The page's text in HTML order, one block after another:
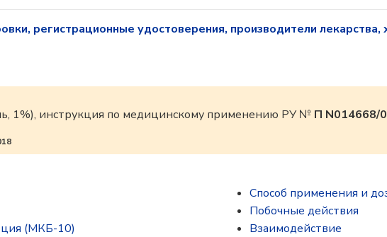
регистрационные удостоверения, производители лекарства,
1%), инструкция по медицинскому применению РУ № П N014668/
(МКБ-10)
Способ применения и
Побочные действия
Взаимодействие